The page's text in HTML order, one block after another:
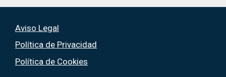
Aviso Legal
Política de Privacidad
Política de Cookies